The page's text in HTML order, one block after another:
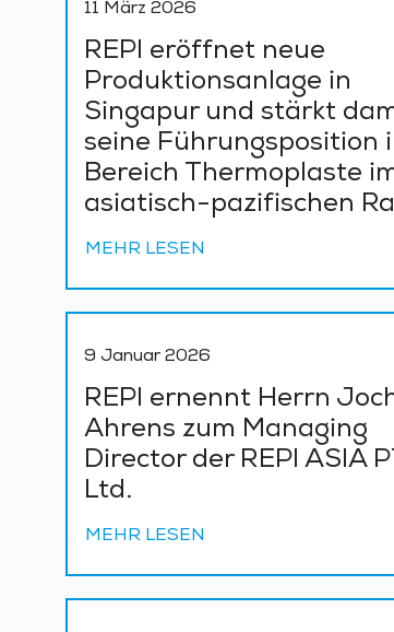
11 März 2026
REPI eröffnet neue
Produktionsanlage in
Singapur und stärkt
seine Führungsposition
Bereich Thermoplaste
asiatisch-pazifischen
MEHR LESEN
9 Januar 2026
REPI ernennt Herrn
Ahrens zum Managing
Director der REPI ASIA
Ltd.
MEHR LESEN